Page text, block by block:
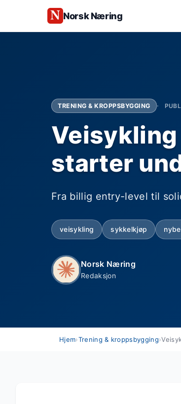
Norsk Næring
TRENING & KROPPSBYGGING
starter
Fra billig entry-level til
veisykling sykkelkjøp
Norsk Næring
Redaksjon
Hjem›Trening & kroppsbygging›